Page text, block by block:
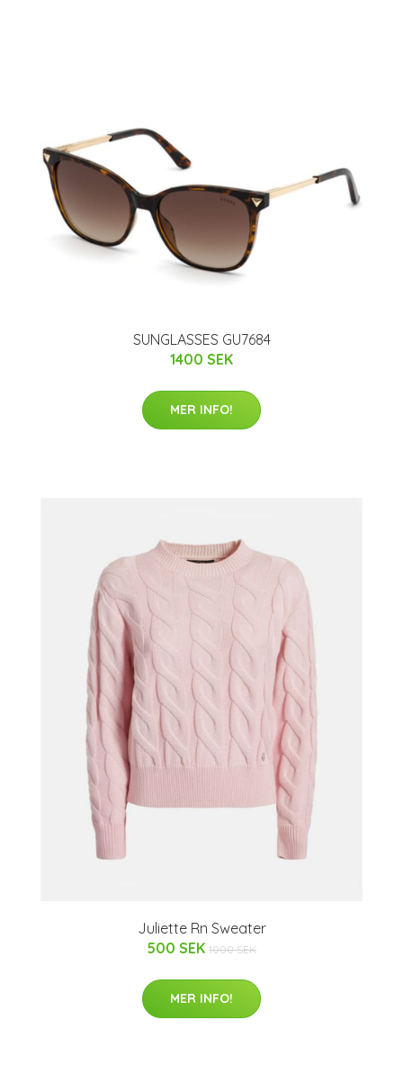
SUNGLASSES GU7684
1400 SEK
MER INFO!
Juliette Rn Sweater
500 SEK 1000 SEK
MER INFO!